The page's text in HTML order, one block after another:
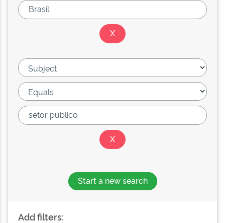
Start a new search
Add filters: